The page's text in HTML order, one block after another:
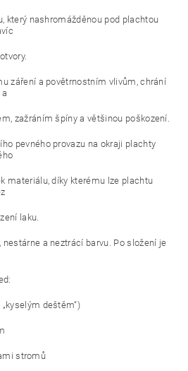
který nashromážděnou pod plachtou
záření a povětrnostním vlivům, chrání
zažráním špíny a většinou poškození.
pevného provazu na okraji plachty
materiálu, díky kterému lze plachtu
laku.
nestárne a neztrácí barvu. Po složení je
deštěm“)
stromů